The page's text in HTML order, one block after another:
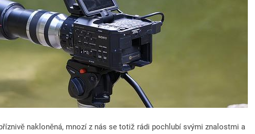
nakloněná, mnozí z nás se totiž rádi pochlubí svými znalostmi a